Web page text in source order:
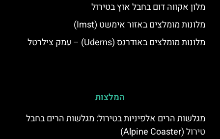
מלון אקווה דום בחבל אוץ בטירול
מלונות מומלצים באזור אימשט (Imst)
מלונות מומלצים באודרנס (Uderns) – עמק צילרטל
המלצות
מגלשות הרים אלפיניות בטירול: מגלשות הרים בחבל
טירול (Alpine Coaster)